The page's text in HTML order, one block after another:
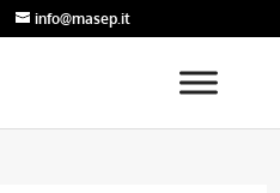
info@masep.it